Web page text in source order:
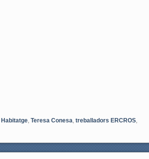
Habitatge, Teresa Conesa, treballadors ERCROS,